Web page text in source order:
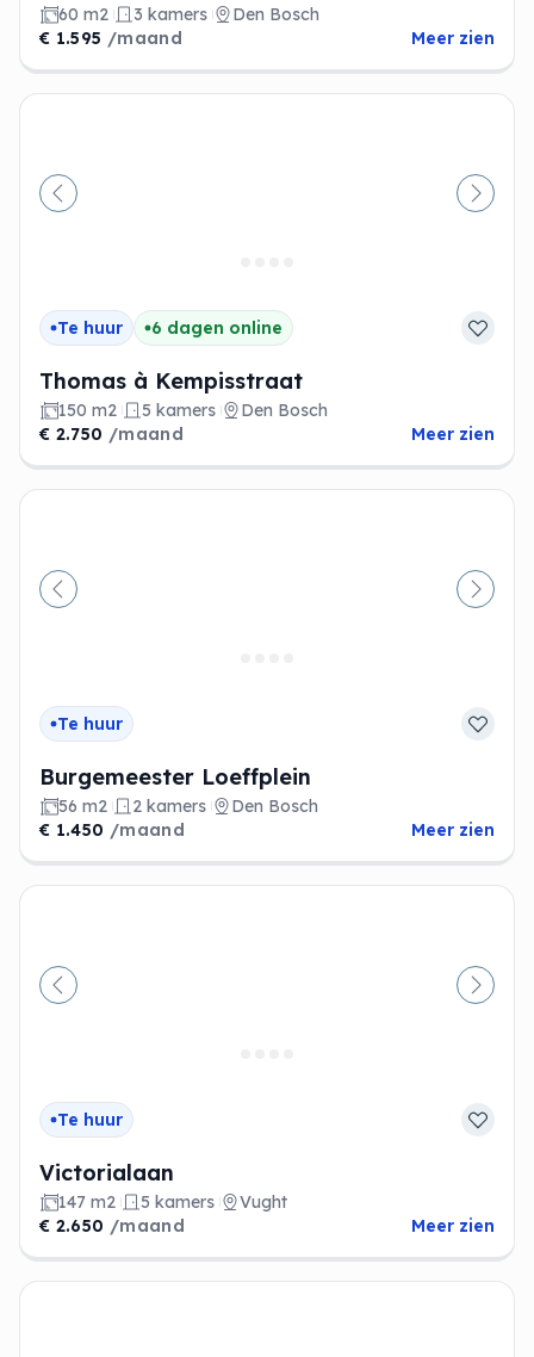
60 m2 3 kamers
Den Bosch
€ 1.595 /maand Meer zien
Vorige
Te huur 6 dagen online
Thomas à Kempisstraat
150 m2 5 kamers
Den Bosch
€ 2.750 /maand Meer zien
Vorige
Te huur
Burgemeester Loeffplein
56 m2 2 kamers
Den Bosch
€ 1.450 /maand Meer zien
Vorige
Te huur
Victorialaan
147 m2 5 kamers
Vught
€ 2.650 /maand Meer zien